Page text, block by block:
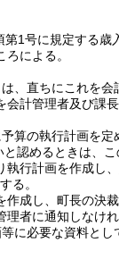
1号に規定する歳
による。
直ちにこれを会
計管理者及び課
算の執行計画を
認めるときは、こ
行計画を作成し
る。
成し、町長の決
者に通知しなけれ
に必要な資料とし